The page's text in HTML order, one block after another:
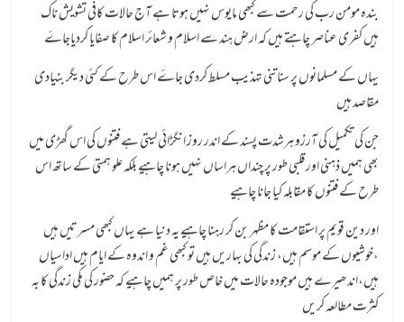
بندہ مومن رب کی رحمت سے کبھی مایوس نہیں ہوتا ہے آج حالات کافی تشویش ناک
ہیں کفری عناصر چاہتے ہیں کہ ارض ہند سے اسلام و شعائر اسلام کا صفایا کردیاجاۓ
یہاں کے مسلمانوں پر سناتنی تہذیب مسلط کردی جاۓ اس طرح کے کئی دیگر بنیادی
مقاصد ہیں
جن کی تکمیل کی آرزو ہرشدت پسند کے اندر روز انگڑائی لیتی ہے فتنوں کی اس گھڑی میں
بھی ہمیں ذہنی اور قلبی طور پر چنداں ہراساں نہیں ہونا چاہیے بلکہ علو ہمتی کے ساتھ اس
طرح کے فتنوں کا مقابلہ کیا جانا چاہیے
اور دین قویم پر استقامت کا مظہر بن کر رہنا چاہیے یہ دنیا ہے یہاں کبھی مسرتیں ہیں
،خوشیوں کے موسم ہیں، زندگی کی بہاریں ہیں تو کبھی غم و اندوہ کے ایام ہیں اداسیاں
ہیں،اندھیرے ہیں موجودہ حالات میں خاص طور پر ہمیں چاہیے کہ حضور کی مکی زندگی کا بہ
کثرت مطالعہ کریں